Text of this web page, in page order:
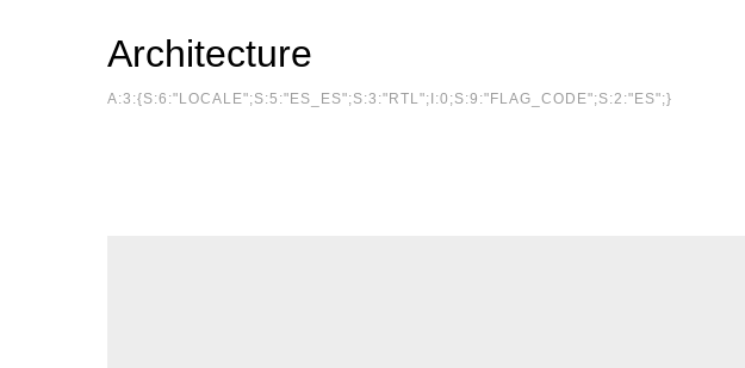
Architecture
A:3:{S:6:"LOCALE";S:5:"ES_ES";S:3:"RTL";I:0;S:9:"FLAG_CODE";S:2:"ES";}